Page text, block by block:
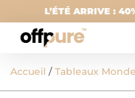
L’ÉTÉ ARRIVE :
Accueil /Tableaux